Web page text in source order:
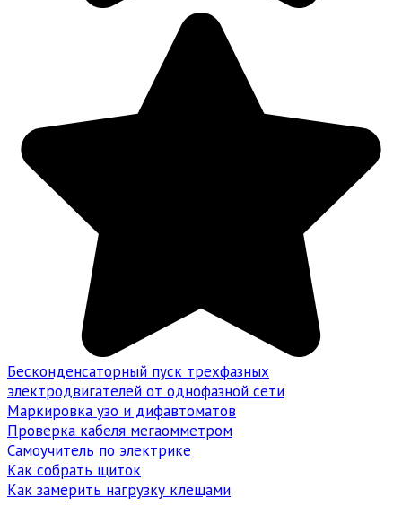
Бесконденсаторный пуск трехфазных
электродвигателей от однофазной сети
Маркировка узо и дифавтоматов
Проверка кабеля мегаомметром
Самоучитель по электрике
Как собрать щиток
Как замерить нагрузку клещами